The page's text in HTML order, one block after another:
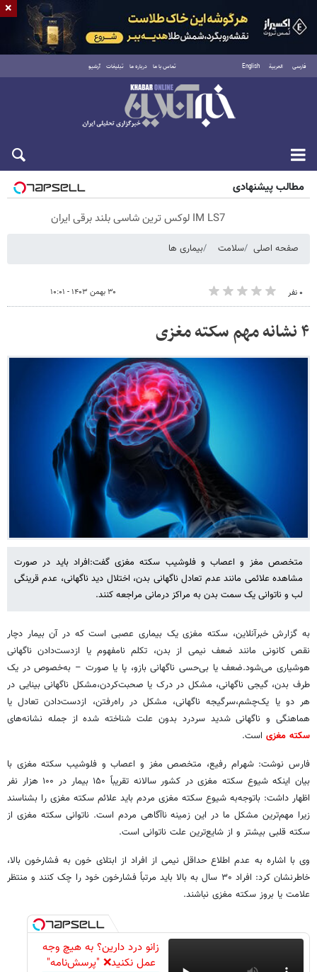
فارسی العربية English تماس با ما درباره ما تبلیغات آرشیو
پنجشنبه ۱۵ مرداد ۱۴۰۵
مطالب پیشنهادی
IM LS7 لوکس ترین شاسی بلند برقی ایران
صفحه اصلی سلامت بیماری ها
۰ نفر ۳۰ بهمن ۱۴۰۳ - ۱۰:۰۱
۴ نشانه مهم سکته مغزی
متخصص مغز و اعصاب و فلوشیب سکته مغزی گفت:افراد باید در صورت
مشاهده علائمی مانند عدم تعادل ناگهانی بدن، اختلال دید ناگهانی، عدم قرینگی
لب و ناتوانی یک سمت بدن به مراکز درمانی مراجعه کنند.
به گزارش خبرآنلاین، سکته مغزی یک بیماری عصبی است که در آن بیمار دچار
نقص کانونی مانند ضعف نیمی از بدن، تکلم نامفهوم یا ازدست‌دادن ناگهانی
هوشیاری می‌شود.ضعف یا بی‌حسی ناگهانی بازو، پا یا صورت – به‌خصوص در یک
طرف بدن، گیجی ناگهانی، مشکل در درک یا صحبت‌کردن،مشکل ناگهانی بینایی در
هر دو یا یک‌چشم،سرگیجه ناگهانی، مشکل در راه‌رفتن، ازدست‌دادن تعادل یا
هماهنگی و ناگهانی شدید سردرد بدون علت شناخته شده از جمله نشانه‌های
سکته مغزی است.
فارس نوشت: شهرام رفیع، متخصص مغز و اعصاب و فلوشیب سکته مغزی با
بیان اینکه شیوع سکته مغزی در کشور سالانه تقریباً ۱۵۰ بیمار در ۱۰۰ هزار نفر
اظهار داشت: باتوجه‌به شیوع سکته مغزی مردم باید علائم سکته مغزی را بشناسند
زیرا مهم‌ترین مشکل ما در این زمینه ناآگاهی مردم است. ناتوانی سکته مغزی از
سکته قلبی بیشتر و از شایع‌ترین علت ناتوانی است.
وی با اشاره به عدم اطلاع حداقل نیمی از افراد از ابتلای خون به فشارخون بالا،
خاطرنشان کرد: افراد ۳۰ سال به بالا باید مرتباً فشارخون خود را چک کنند و منتظر
علامت یا بروز سکته مغزی نباشند.
زانو درد دارین؟ به هیچ وجه
عمل نکنید❌ "پرسش‌نامه"
×